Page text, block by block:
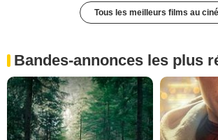
Tous les meilleurs films au ciné
Bandes-annonces les plus